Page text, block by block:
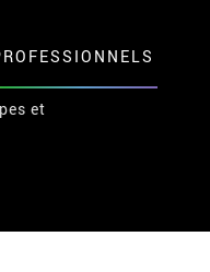
et